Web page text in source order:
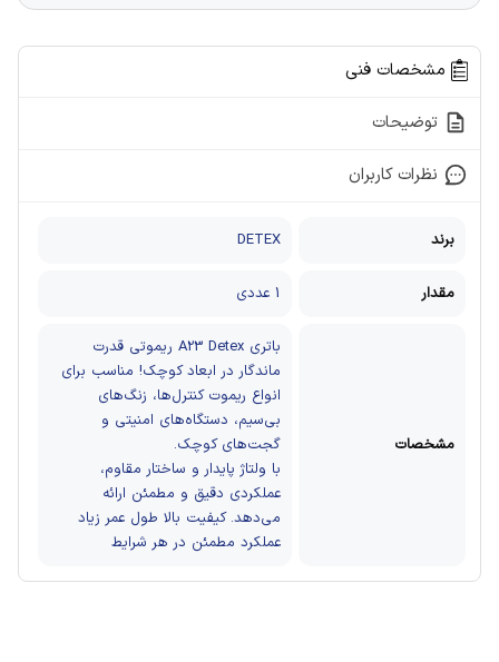
مشخصات فنی
توضیحات
نظرات کاربران
برند DETEX
مقدار 1 عددی
مشخصات
باتری A23 Detex ريموتی
قدرت
ماندگار در ابعاد کوچک! مناسب برای
انواع ریموت کنترل‌ها، زنگ‌های
بی‌سیم، دستگاه‌های امنیتی و
گجت‌های کوچک.
با ولتاژ پایدار و ساختار مقاوم،
عملکردی دقیق و مطمئن ارائه
می‌دهد. کیفیت بالا طول عمر زیاد
عملکرد مطمئن در هر شرایط